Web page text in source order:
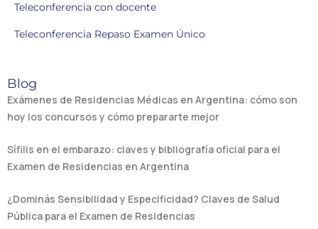
Teleconferencia con docente
Teleconferencia Repaso Examen Único
Blog
Exámenes de Residencias Médicas en Argentina: cómo son
hoy los concursos y cómo prepararte mejor
Sífilis en el embarazo: claves y bibliografía oficial para el
Examen de Residencias en Argentina
¿Dominás Sensibilidad y Especificidad? Claves de Salud
Pública para el Examen de Residencias